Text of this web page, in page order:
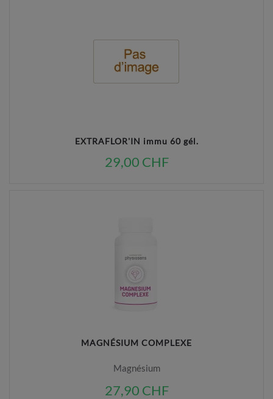
EXTRAFLOR'IN immu 60 gél.
29,00 CHF
MAGNÉSIUM COMPLEXE
Magnésium
27,90 CHF